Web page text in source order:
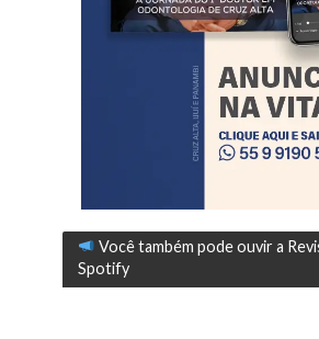
Você também pode ouvir a
Spotify